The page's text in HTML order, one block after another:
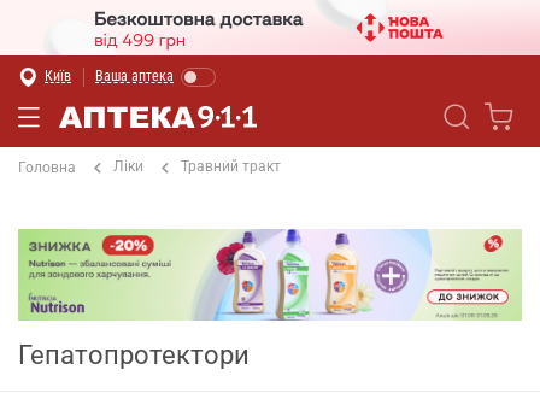
Київ Ваша аптека
Головна Ліки Травний тракт
Гепатопротектори